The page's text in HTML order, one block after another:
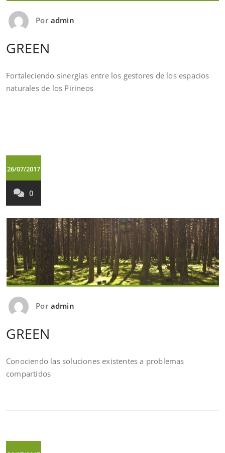
Por admin
GREEN
Fortaleciendo sinergías entre los gestores de los espacios
naturales de los Pirineos
26/07/2017
0
Por admin
GREEN
Conociendo las soluciones existentes a problemas
compartidos